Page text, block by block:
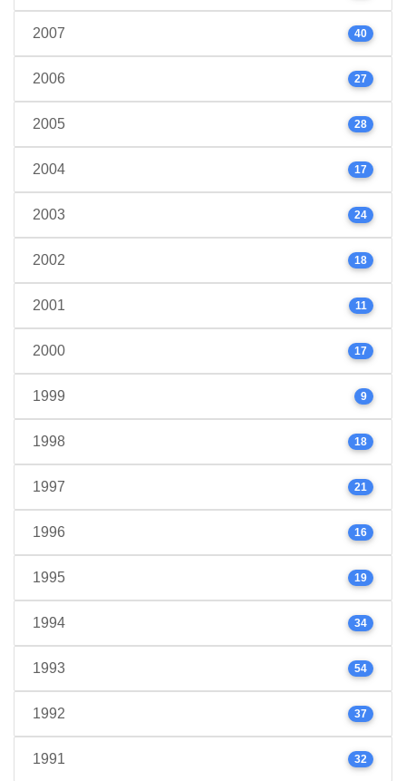
2007 40
2006 27
2005 28
2004 17
2003 24
2002 18
2001 11
2000 17
1999 9
1998 18
1997 21
1996 16
1995 19
1994 34
1993 54
1992 37
1991 32